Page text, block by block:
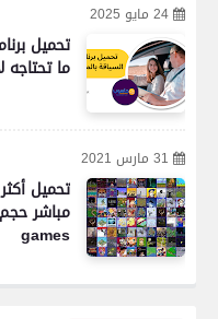
24 مايو 2025
ما تحتاجه
31 مارس 2021
games